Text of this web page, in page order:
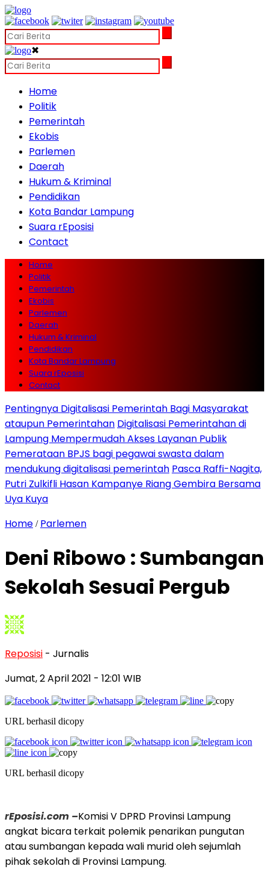
✖
Home
Politik
Pemerintah
Ekobis
Parlemen
Daerah
Hukum & Kriminal
Pendidikan
Kota Bandar Lampung
Suara rEposisi
Contact
Home
Politik
Pemerintah
Ekobis
Parlemen
Daerah
Hukum & Kriminal
Pendidikan
Kota Bandar Lampung
Suara rEposisi
Contact
Pentingnya Digitalisasi Pemerintah Bagi Masyarakat
ataupun Pemerintahan Digitalisasi Pemerintahan di
Lampung Mempermudah Akses Layanan Publik
Pemerataan BPJS bagi pegawai swasta dalam
mendukung digitalisasi pemerintah Pasca Raffi-Nagita,
Putri Zulkifli Hasan Kampanye Riang Gembira Bersama
Uya Kuya
Home / Parlemen
Deni Ribowo : Sumbangan
Sekolah Sesuai Pergub
Reposisi - Jurnalis
Jumat, 2 April 2021 - 12:01 WIB
URL berhasil dicopy
URL berhasil dicopy
rEposisi.com –Komisi V DPRD Provinsi Lampung
angkat bicara terkait polemik penarikan pungutan
atau sumbangan kepada wali murid oleh sejumlah
pihak sekolah di Provinsi Lampung.